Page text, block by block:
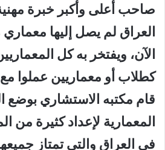
صاحب أعلى وأكبر خبرة
العراق لم يصل إليها
الآن، ويفتخر به كل
كطلاب أو معماريين عملوا
قام مكتبه الاستشاري بوضع
المعمارية لإعداد كثيرة من
في العراق والتي تمتاز